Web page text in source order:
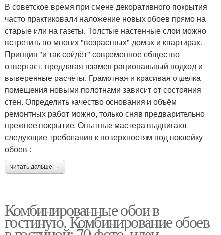
В советское время при смене декоративного покрытия
часто практиковали наложение новых обоев прямо на
старые или на газеты. Толстые настенные слои можно
встретить во многих "возрастных" домах и квартирах.
Принцип "и так сойдёт" современное общество
отвергает, предлагая взамен рациональный подход и
выверенные расчёты. Грамотная и красивая отделка
помещения новыми полотнами зависит от состояния
стен. Определить качество основания и объём
ремонтных работ можно, только сняв предварительно
прежнее покрытие. Опытные мастера выдвигают
следующие требования к поверхностям под поклейку
обоев :
читать дальше →
Комбинированные обои в
гостиную. Комбинирование обоев